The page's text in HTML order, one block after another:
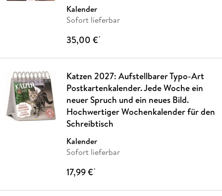
Kalender
Sofort lieferbar
35,00 €*
Katzen 2027: Aufstellbarer Typo-Art
Postkartenkalender. Jede Woche ein
neuer Spruch und ein neues Bild.
Hochwertiger Wochenkalender für den
Schreibtisch
Kalender
Sofort lieferbar
17,99 €*